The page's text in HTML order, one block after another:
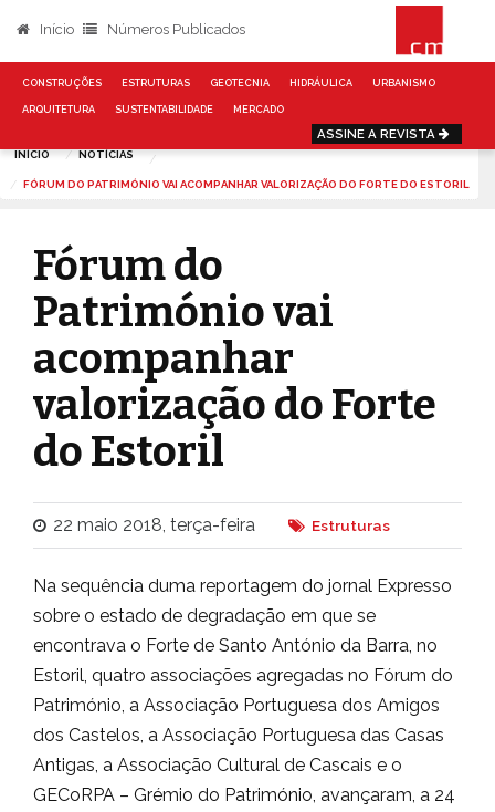
Início Números Publicados
CONSTRUÇÕES ESTRUTURAS GEOTECNIA HIDRÁULICA URBANISMO
ARQUITETURA SUSTENTABILIDADE MERCADO
ASSINE A REVISTA
INÍCIO NOTÍCIAS
FÓRUM DO PATRIMÓNIO VAI ACOMPANHAR VALORIZAÇÃO DO FORTE DO ESTORIL
Fórum do
Património vai
acompanhar
valorização do Forte
do Estoril
22 maio 2018, terça-feira Estruturas
Na sequência duma reportagem do jornal Expresso
sobre o estado de degradação em que se
encontrava o Forte de Santo António da Barra, no
Estoril, quatro associações agregadas no Fórum do
Património, a Associação Portuguesa dos Amigos
dos Castelos, a Associação Portuguesa das Casas
Antigas, a Associação Cultural de Cascais e o
GECoRPA – Grémio do Património, avançaram, a 24